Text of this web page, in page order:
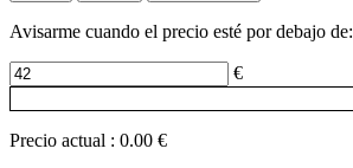
Avisarme cuando el precio esté por debajo de:
€
Precio actual : 0.00 €